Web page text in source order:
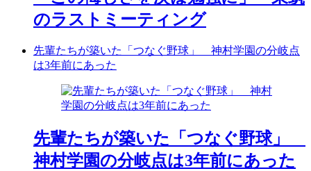
のラストミーティング
先輩たちが築いた「つなぐ野球」 神村学園の分岐点
は3年前にあった
先輩たちが築いた「つなぐ野球」
神村学園の分岐点は3年前にあった